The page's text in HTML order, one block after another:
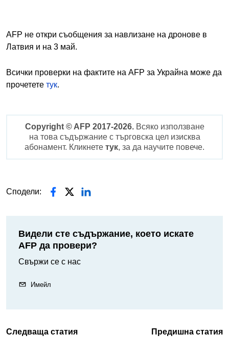
AFP не откри съобщения за навлизане на дронове в
Латвия и на 3 май.
Всички проверки на фактите на AFP за Украйна може да
прочетете тук.
Copyright © AFP 2017-2026.Всяко използване
на това съдържание с търговска цел изисква
абонамент. Кликнете тук, за да научите повече.
Сподели:
Видели сте съдържание, което искате
AFP да провери?
Свържи се с нас
Имейл
Следваща статия Предишна статия